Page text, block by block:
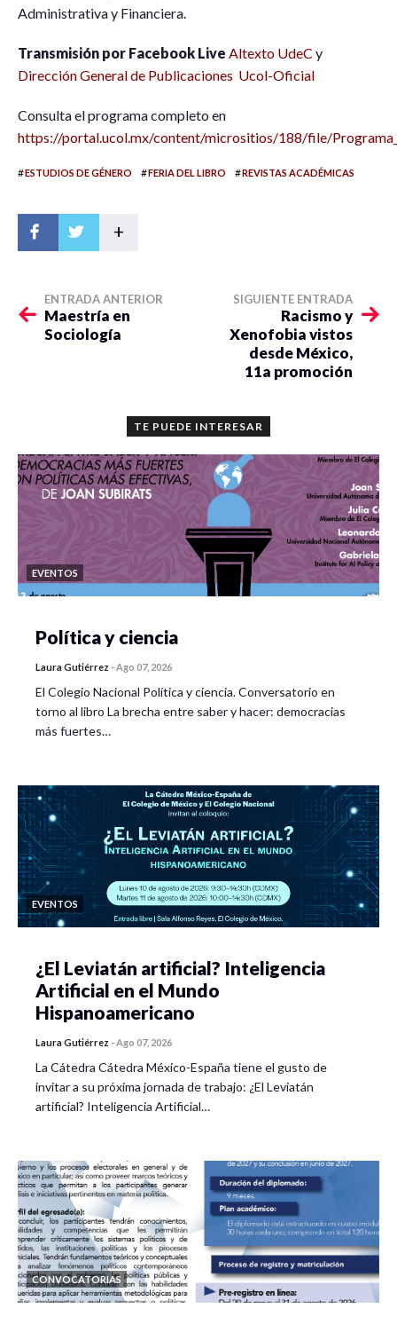
Administrativa y Financiera.
Transmisión por Facebook Live Altexto UdeC y
Dirección General de Publicaciones Ucol-Oficial
Consulta el programa completo en
https://portal.ucol.mx/content/micrositios/188/file/
#ESTUDIOS DE GÉNERO #FERIA DEL LIBRO #REVISTAS ACADÉMICAS
+
ENTRADA ANTERIOR
Maestría en
Sociología
SIGUIENTE ENTRADA
Racismo y
Xenofobia vistos
desde México,
11a promoción
TE PUEDE INTERESAR
EVENTOS
Política y ciencia
Laura Gutiérrez -Ago 07, 2026
El Colegio Nacional Política y ciencia. Conversatorio en
torno al libro La brecha entre saber y hacer: democracias
más fuertes…
EVENTOS
¿El Leviatán artificial? Inteligencia
Artificial en el Mundo
Hispanoamericano
Laura Gutiérrez -Ago 07, 2026
La Cátedra Cátedra México-España tiene el gusto de
invitar a su próxima jornada de trabajo: ¿El Leviatán
artificial? Inteligencia Artificial…
CONVOCATORIAS